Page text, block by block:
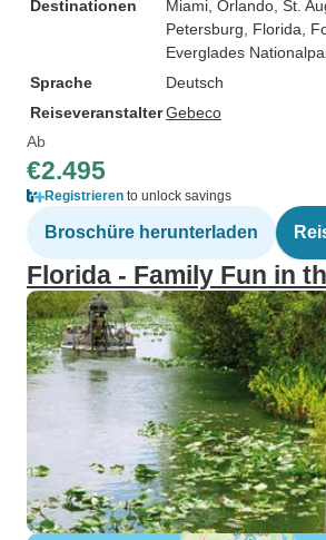
Destinationen
Miami , Orlando , St.
Petersburg, Florida ,
Everglades
Sprache
Deutsch
ReiseveranstalterGebeco
Ab
€2.495
Registrieren to unlock savings
Broschüre herunterladen
Florida - Family Fun in